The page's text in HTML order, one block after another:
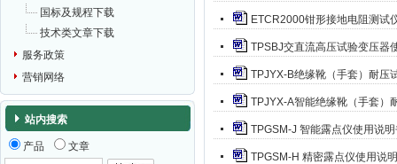
国标及规程下载
技术类文章下载
服务政策
营销网络
站内搜索
产品 文章
ETCR2000钳形接地电阻测试
TPSBJ交直流高压试验变压器
TPJYX-B绝缘靴（手套）耐压
TPJYX-A智能绝缘靴（手套）
TPGSM-J 智能露点仪使用说
TPGSM-H 精密露点仪使用说